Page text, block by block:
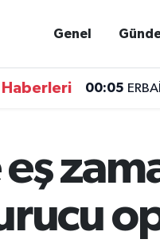
Genel
Haberleri 00:05
eş